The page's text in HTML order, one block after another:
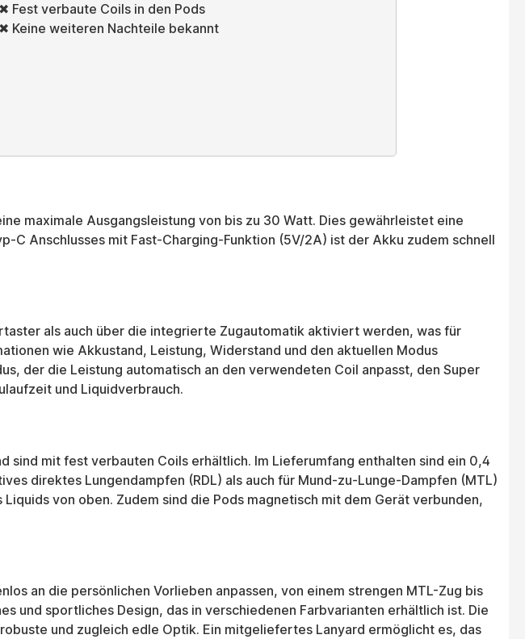
✖ Fest verbaute Coils in den Pods
✖ Keine weiteren Nachteile bekannt
maximale Ausgangsleistung von bis zu 30 Watt. Dies gewährleistet eine
C Anschlusses mit Fast-Charging-Funktion (5V/2A) ist der Akku zudem schnell
als auch über die integrierte Zugautomatik aktiviert werden, was für
wie Akkustand, Leistung, Widerstand und den aktuellen Modus
der die Leistung automatisch an den verwendeten Coil anpasst, den Super
und Liquidverbrauch.
sind mit fest verbauten Coils erhältlich. Im Lieferumfang enthalten sind ein 0,4
direktes Lungendampfen (RDL) als auch für Mund-zu-Lunge-Dampfen (MTL)
von oben. Zudem sind die Pods magnetisch mit dem Gerät verbunden,
an die persönlichen Vorlieben anpassen, von einem strengen MTL-Zug bis
und sportliches Design, das in verschiedenen Farbvarianten erhältlich ist. Die
und zugleich edle Optik. Ein mitgeliefertes Lanyard ermöglicht es, das